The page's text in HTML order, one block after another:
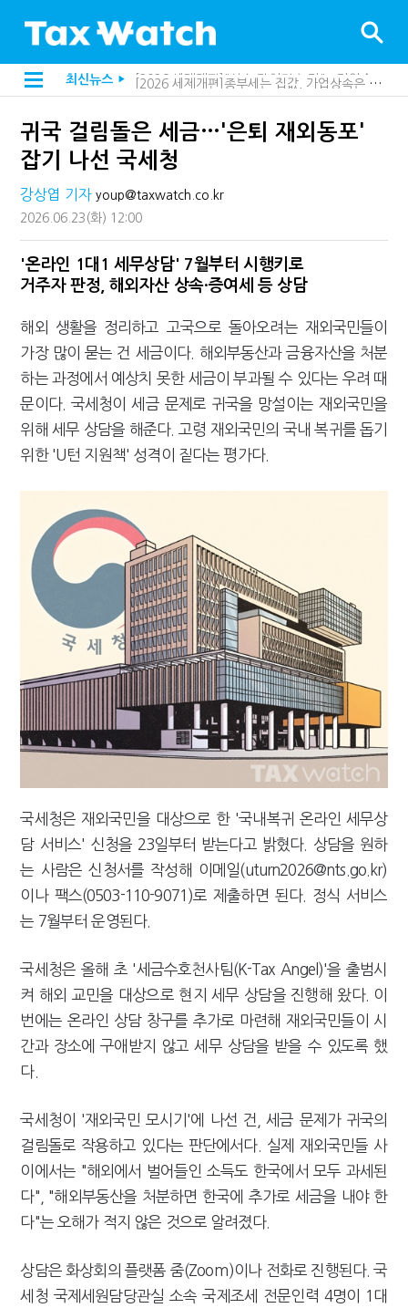
최신뉴스 ▶
[2026 세제개편]10년 실거주도 불안…1주택자 세 부담 어떻게 달라질까
전자담배 통관, 이제 제품이 아니라 공급망을 본다
상속·증여세 조사, 이제 코인거래소까지 샅샅이 본다
고액자산가 더 옥죈다…해외신탁 미신고 제보에 포상금
반도체·AI로봇 국내 생산땐 세금 깎아준다
"오래 보유보다 오래 살아야"…1주택 세금 '실거주' 중심으로
"10년 넘게 7급은 문제"...인사로 답한 임광현 국세청장
[2026 세제개편]"상속 닥치면 늦다"…가업승계 성패, 시간에 달렸다
귀국 걸림돌은 세금…'은퇴 재외동포'
잡기 나선 국세청
강상엽 기자 youp@taxwatch.co.kr
2026.06.23 (화) 12:00
'온라인 1대1 세무상담' 7월부터 시행키로
거주자 판정, 해외자산 상속·증여세 등 상담
해외 생활을 정리하고 고국으로 돌아오려는 재외국민들이
가장 많이 묻는 건 세금이다. 해외부동산과 금융자산을 처분
하는 과정에서 예상치 못한 세금이 부과될 수 있다는 우려 때
문이다. 국세청이 세금 문제로 귀국을 망설이는 재외국민을
위해 세무 상담을 해준다. 고령 재외국민의 국내 복귀를 돕기
위한 'U턴 지원책' 성격이 짙다는 평가다.
국세청은 재외국민을 대상으로 한 '국내복귀 온라인 세무상
담 서비스' 신청을 23일부터 받는다고 밝혔다. 상담을 원하
는 사람은 신청서를 작성해 이메일(uturn2026@nts.go.kr)
이나 팩스(0503-110-9071)로 제출하면 된다. 정식 서비스
는 7월부터 운영된다.
국세청은 올해 초 '세금수호천사팀(K-Tax Angel)'을 출범시
켜 해외 교민을 대상으로 현지 세무 상담을 진행해 왔다. 이
번에는 온라인 상담 창구를 추가로 마련해 재외국민들이 시
간과 장소에 구애받지 않고 세무 상담을 받을 수 있도록 했
다.
국세청이 '재외국민 모시기'에 나선 건, 세금 문제가 귀국의
걸림돌로 작용하고 있다는 판단에서다. 실제 재외국민들 사
이에서는 "해외에서 벌어들인 소득도 한국에서 모두 과세된
다", "해외부동산을 처분하면 한국에 추가로 세금을 내야 한
다"는 오해가 적지 않은 것으로 알려졌다.
상담은 화상회의 플랫폼 줌(Zoom)이나 전화로 진행된다. 국
세청 국제세원담당관실 소속 국제조세 전문인력 4명이 1대